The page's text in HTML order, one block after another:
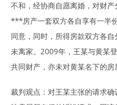
不和，经协商自愿离婚，对财
***房产一套双方各自享有一半
同意，同时，所得房款双方各
未离家。2009年，王某与黄某
共同财产，亦未对黄某名下的房
裁判观点：对王某主张的请求